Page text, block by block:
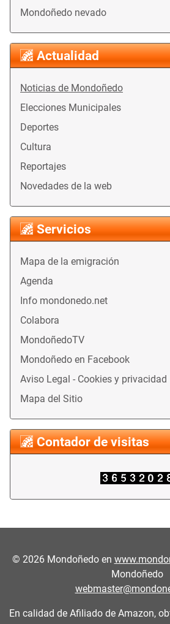
Mondoñedo nevado
Actualidad
Noticias de Mondoñedo
Elecciones Municipales
Deportes
Cultura
Reportajes
Novedades de la web
Servicios
Mapa de la emigración
Agenda
Info mondonedo.net
Colabora
MondoñedoTV
Mondoñedo en Facebook
Aviso Legal - Cookies y privacidad
Mapa del Sitio
Contador de visitas
© 2026Mondoñedo en
Mondoñedo
En calidad de Afiliado de Amazon,